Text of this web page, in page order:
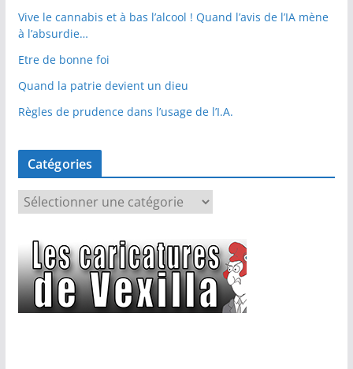
Vive le cannabis et à bas l’alcool ! Quand l’avis de l’IA mène
à l’absurdie…
Etre de bonne foi
Quand la patrie devient un dieu
Règles de prudence dans l’usage de l’I.A.
Catégories
a
é
g
o
r